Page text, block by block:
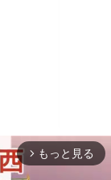
arrow_forward_ios もっと見る